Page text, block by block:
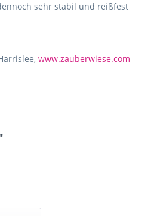
sehr stabil und reißfest
www.zauberwiese.com